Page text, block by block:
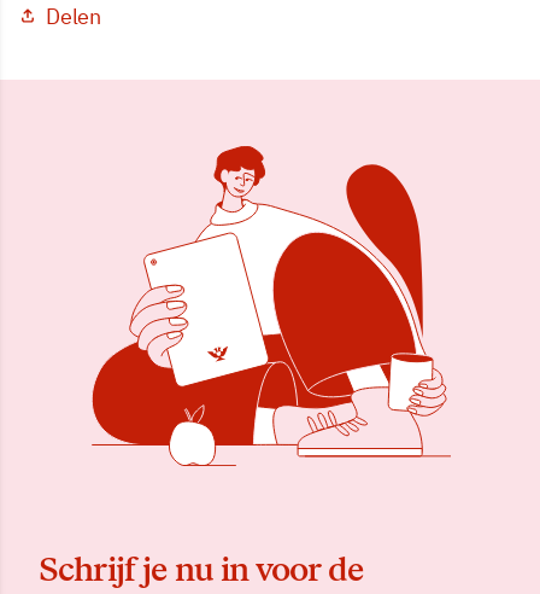
Delen
Schrijf je nu in voor de